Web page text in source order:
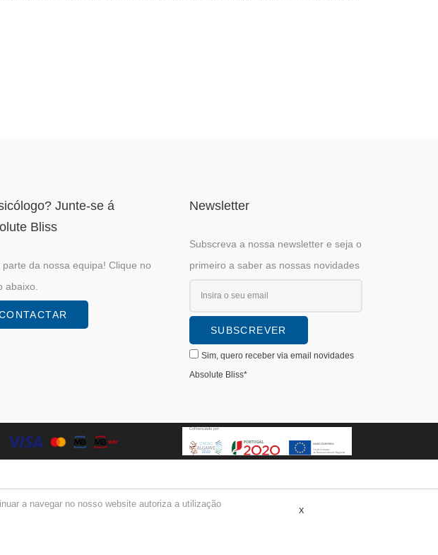
Junte-se á
Bliss
parte da nossa equipa! Clique no
abaixo.
Newsletter
Subscreva a nossa newsletter e seja o
primeiro a saber as nossas novidades
Sim, quero receber via email novidades
Absolute Bliss*
a navegar no nosso website autoriza a utilização
X